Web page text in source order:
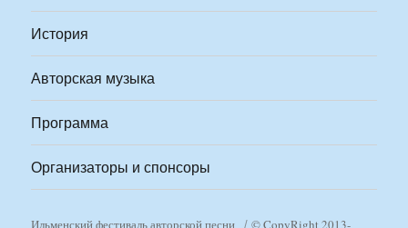
История
Авторская музыка
Программа
Организаторы и спонсоры
Ильменский фестиваль авторской песни © CopyRight 2013-